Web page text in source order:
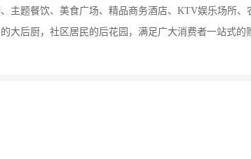
主题餐饮、美食广场、精品商务酒店、KTV娱乐场所、
大后厨，社区居民的后花园，满足广大消费者一站式的